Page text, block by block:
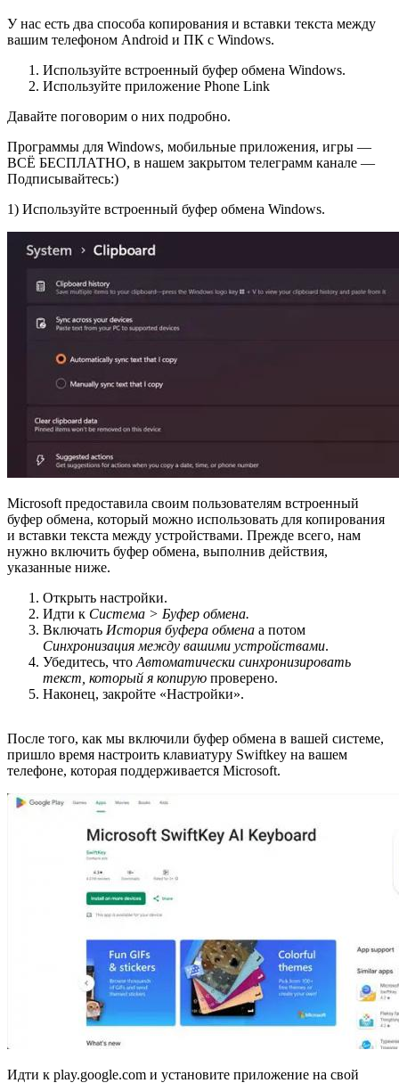
У нас есть два способа копирования и вставки текста между
вашим телефоном Android и ПК с Windows.
Используйте встроенный буфер обмена Windows.
Используйте приложение Phone Link
Давайте поговорим о них подробно.
Программы для Windows, мобильные приложения, игры —
ВСЁ БЕСПЛАТНО, в нашем закрытом телеграмм канале —
Подписывайтесь:)
1) Используйте встроенный буфер обмена Windows.
Microsoft предоставила своим пользователям встроенный
буфер обмена, который можно использовать для копирования
и вставки текста между устройствами. Прежде всего, нам
нужно включить буфер обмена, выполнив действия,
указанные ниже.
Открыть настройки.
Идти к Система > Буфер обмена.
Включать История буфера обмена а потом
Синхронизация между вашими устройствами.
Убедитесь, что Автоматически синхронизировать
текст, который я копирую проверено.
Наконец, закройте «Настройки».
После того, как мы включили буфер обмена в вашей системе,
пришло время настроить клавиатуру Swiftkey на вашем
телефоне, которая поддерживается Microsoft.
Идти к play.google.com и установите приложение на свой